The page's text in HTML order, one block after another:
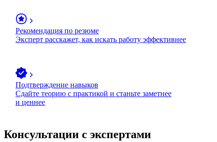
Рекомендация по резюме
Эксперт расскажет, как искать работу эффективнее
Подтверждение навыков
Сдайте теорию с практикой и станьте заметнее
и ценнее
Консультации с экспертами